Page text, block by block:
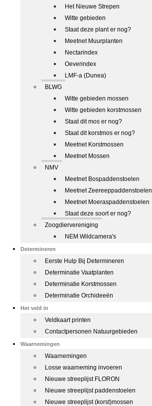
Het Nieuwe Strepen
Witte gebieden
Staat deze plant er nog?
Meetnet Muurplanten
Nectarindex
Oeverindex
LMF-a (Dunea)
BLWG
Witte gebieden mossen
Witte gebieden korstmossen
Staat dit mos er nog?
Staat dit korstmos er nog?
Meetnet Korstmossen
Meetnet Mossen
NMV
Meetnet Bospaddenstoelen
Meetnet Zeereeppaddenstoelen
Meetnet Moeraspaddenstoelen
Staat deze soort er nog?
Zoogdiervereniging
NEM Wildcamera's
Determineren
Eerste Hulp Bij Determineren
Determinatie Vaatplanten
Determinatie Korstmossen
Determinatie Orchideeën
Het veld in
Veldkaart printen
Contactpersonen Natuurgebieden
Waarnemingen
Waarnemingen
Losse waarneming invoeren
Nieuwe streeplijst FLORON
Nieuwe streeplijst paddenstoelen
Nieuwe streeplijst (korst)mossen